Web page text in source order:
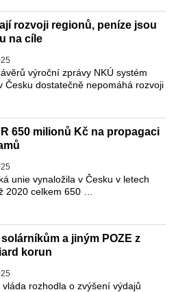
rozvoji regionů, peníze jsou
na cíle
výroční zprávy NKÚ systém
Česku dostatečně nepomáhá rozvoji
650 milionů Kč na propagaci
unie vynaložila v Česku v letech
2020 celkem 650 …
a jiným POZE z
korun
vláda rozhodla o zvýšení výdajů